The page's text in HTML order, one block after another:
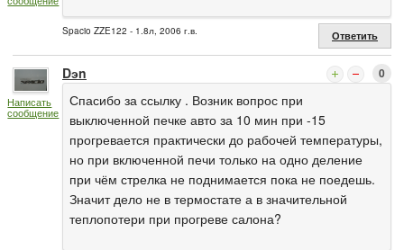
Spacio ZZE122 - 1.8л, 2006 г.в. Ответить
Написать
сообщение
Dэn 0
Спасибо за ссылку . Возник вопрос при
выключенной печке авто за 10 мин при -15
прогревается практически до рабочей температуры,
но при включенной печи только на одно деление
при чём стрелка не поднимается пока не поедешь.
Значит дело не в термостате а в значительной
теплопотери при прогреве салона?